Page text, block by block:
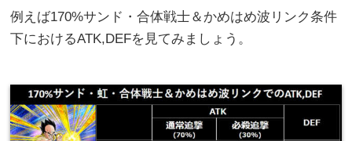
例えば170%サンド・合体戦士＆かめはめ波リンク条件
下におけるATK,DEFを見てみましょう。